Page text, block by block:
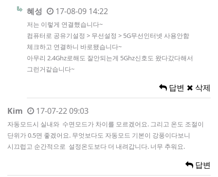
혜성 17-08-09 14:22
저는 이렇게 연결했습니다~
컴퓨터로 공유기설정 > 무선설정 > 5G무선인터넷 사용안함
체크하고 연결하니 바로됐습니다~
아무리 2.4Ghz로해도 잘안되는게 5Ghz신호도 왔다갔다해서
그런거같습니다~
답변 삭제
Kim 17-07-22 09:03
자동모드시 실내와 수면모드가 차이를 모르겠어요. 그리고 온도 조절이
단위가 0.5면 좋겠어요. 무엇보다도 자동모드 기본이 강풍이다보니
시끄럽고 순간적으로 설정온도보다 더 내려갑니다. 너무 추워요.
답변